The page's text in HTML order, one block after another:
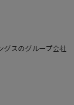
スのグループ会社